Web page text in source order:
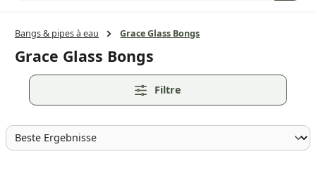
Bangs & pipes à eau Grace Glass Bongs
Grace Glass Bongs
Filtre